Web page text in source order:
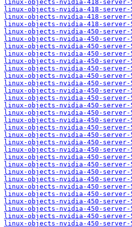
linux-objects-nvidia-418-server-
linux-objects-nvidia-418-server-
linux-objects-nvidia-418-server-
linux-objects-nvidia-418-server-
linux-objects-nvidia-450-server-
linux-objects-nvidia-450-server-
linux-objects-nvidia-450-server-
linux-objects-nvidia-450-server-
linux-objects-nvidia-450-server-
linux-objects-nvidia-450-server-
linux-objects-nvidia-450-server-
linux-objects-nvidia-450-server-
linux-objects-nvidia-450-server-
linux-objects-nvidia-450-server-
linux-objects-nvidia-450-server-
linux-objects-nvidia-450-server-
linux-objects-nvidia-450-server-
linux-objects-nvidia-450-server-
linux-objects-nvidia-450-server-
linux-objects-nvidia-450-server-
linux-objects-nvidia-450-server-
linux-objects-nvidia-450-server-
linux-objects-nvidia-450-server-
linux-objects-nvidia-450-server-
linux-objects-nvidia-450-server-
linux-objects-nvidia-450-server-
linux-objects-nvidia-450-server-
linux-objects-nvidia-450-server-
linux-objects-nvidia-450-server-
linux-objects-nvidia-450-server-
linux-objects-nvidia-450-server-